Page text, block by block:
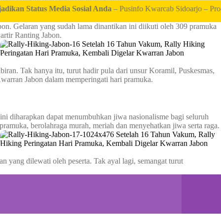
Media Sosial Anda– Pusinfo Kwarcab Sidoarjo – Produktif
Gelaran yang sudah lama dinantikan ini diikuti oleh 309 pramuka
Ranting Jabon.
Tak hanya itu, turut hadir pula dari unsur Koramil, Puskesmas,
Jabon dalam memperingati hari pramuka.
diharapkan dapat menumbuhkan jiwa nasionalisme bagi seluruh
berolahraga murah, meriah dan menyehatkan jiwa serta raga.
yang dilewati oleh peserta. Tak ayal lagi, semangat turut